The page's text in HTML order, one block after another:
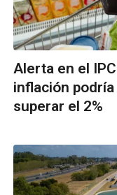
Alerta en el
inflación
superar el 2%